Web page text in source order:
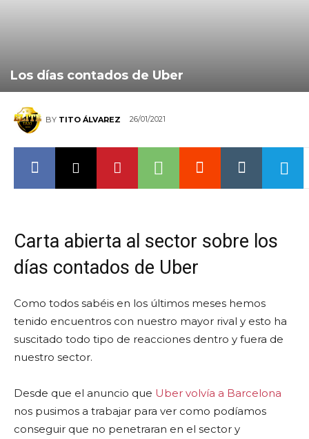
Los días contados de Uber
BY TITO ÁLVAREZ 26/01/2021
Carta abierta al sector sobre los
días contados de Uber
Como todos sabéis en los últimos meses hemos
tenido encuentros con nuestro mayor rival y esto ha
suscitado todo tipo de reacciones dentro y fuera de
nuestro sector.
Desde que el anuncio que Uber volvía a Barcelona
nos pusimos a trabajar para ver como podíamos
conseguir que no penetraran en el sector y